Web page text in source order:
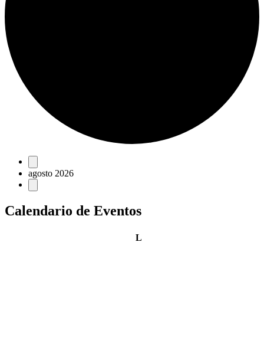
Eventos
agosto 2026
Calendario de Eventos
Llunes